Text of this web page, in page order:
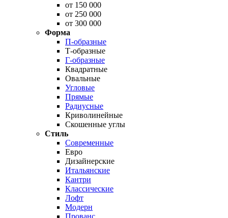
от 150 000
от 250 000
от 300 000
Форма
П-образные
Т-образные
Г-образные
Квадратные
Овальные
Угловые
Прямые
Радиусные
Криволинейные
Скошенные углы
Стиль
Современные
Евро
Дизайнерские
Итальянские
Кантри
Классические
Лофт
Модерн
Прованс